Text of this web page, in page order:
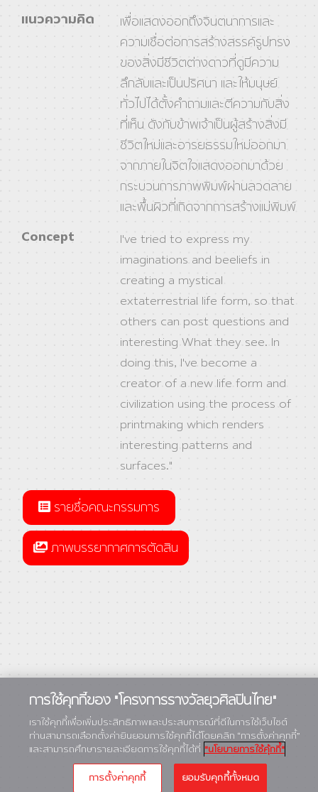
แนวความคิด
เพื่อแสดงออกถึงจินตนาการและ
ความเชื่อต่อการสร้างสรรค์รูปทรง
ของสิ่งมีชีวิตต่างดาวที่ดูมีความ
ลึกลับและเป็นปริศนา และให้มนุษย์
ทั่วไปได้ตั้งคำถามและตีความกับสิ่ง
ที่เห็น ดังกับข้าพเจ้าเป็นผู้สร้างสิ่งมี
ชีวิตใหม่และอารยธรรมใหม่ออกมา
จากภายในจิตใจแสดงออกมาด้วย
กระบวนการภาพพิมพ์ผ่านลวดลาย
และพื้นผิวที่เกิดจากการสร้างแม่พิมพ์
Concept
I've tried to express my
imaginations and beeliefs in
creating a mystical
extaterrestrial life form, so that
others can post questions and
interesting What they see. In
doing this, I've become a
creator of a new life form and
civilization using the process of
printmaking which renders
interesting patterns and
surfaces."
รายชื่อคณะกรรมการ
ภาพบรรยากาศการตัดสิน
การใช้คุกกี้ของ "โครงการรางวัลยุวศิลปินไทย"
เราใช้คุกกี้เพื่อเพิ่มประสิทธิภาพและประสบการณ์ที่ดีในการใช้เว็บไซต์
ท่านสามารถเลือกตั้งค่ายินยอมการใช้คุกกี้ได้โดยคลิก “การตั้งค่าคุกกี้”
และสามารถศึกษารายละเอียดการใช้คุกกี้ได้ที่ "นโยบายการใช้คุ้กกี้"
การตั้งค่าคุกกี้
ยอมรับคุกกี้ทั้งหมด